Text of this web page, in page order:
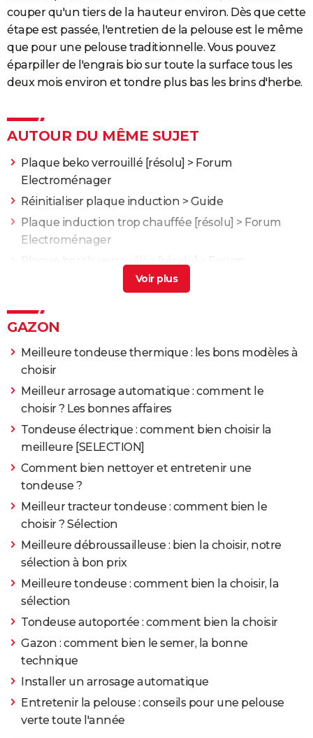
couper qu'un tiers de la hauteur environ. Dès que cette
étape est passée, l'entretien de la pelouse est le même
que pour une pelouse traditionnelle. Vous pouvez
éparpiller de l'engrais bio sur toute la surface tous les
deux mois environ et tondre plus bas les brins d'herbe.
AUTOUR DU MÊME SUJET
Plaque beko verrouillé [résolu] > Forum
Electroménager
Réinitialiser plaque induction > Guide
Plaque induction trop chauffée [résolu] > Forum
Electroménager
GAZON
Meilleure tondeuse thermique : les bons modèles à
choisir
Meilleur arrosage automatique : comment le
choisir ? Les bonnes affaires
Tondeuse électrique : comment bien choisir la
meilleure [SELECTION]
Comment bien nettoyer et entretenir une
tondeuse ?
Meilleur tracteur tondeuse : comment bien le
choisir ? Sélection
Meilleure débroussailleuse : bien la choisir, notre
sélection à bon prix
Meilleure tondeuse : comment bien la choisir, la
sélection
Tondeuse autoportée : comment bien la choisir
Gazon : comment bien le semer, la bonne
technique
Installer un arrosage automatique
Entretenir la pelouse : conseils pour une pelouse
verte toute l'année